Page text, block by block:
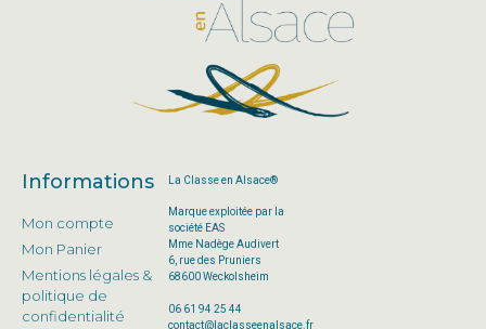
Informations
Mon compte
Mon Panier
Mentions légales &
politique de
confidentialité
La Classe en Alsace®
Marque exploitée par la
société EAS
Mme Nadège Audivert
6, rue des Pruniers
68600 Weckolsheim
06 61 94 25 44
contact@laclasseenalsace.fr